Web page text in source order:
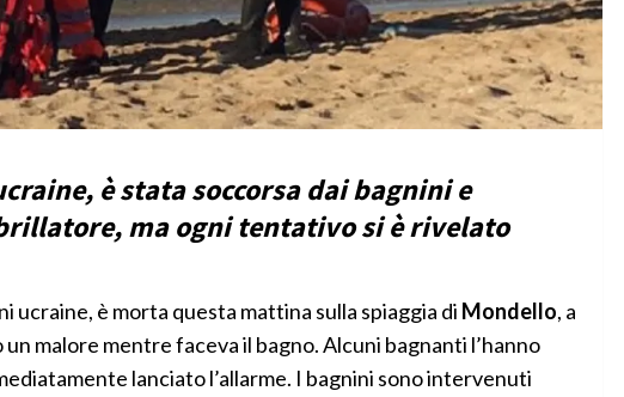
è stata soccorsa dai bagnini e
ma ogni tentativo si è rivelato
ucraine, è morta questa mattina sulla spiaggia di Mondello, a
malore mentre faceva il bagno. Alcuni bagnanti l’hanno
lanciato l’allarme. I bagnini sono intervenuti